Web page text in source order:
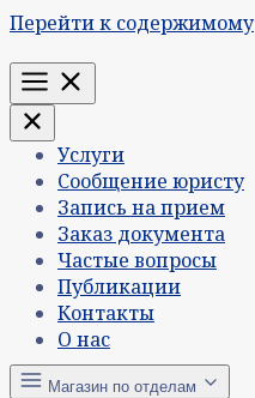
Перейти к содержимому
Меню
Услуги
Сообщение юристу
Запись на прием
Заказ документа
Частые вопросы
Публикации
Контакты
О нас
Магазин по отделам